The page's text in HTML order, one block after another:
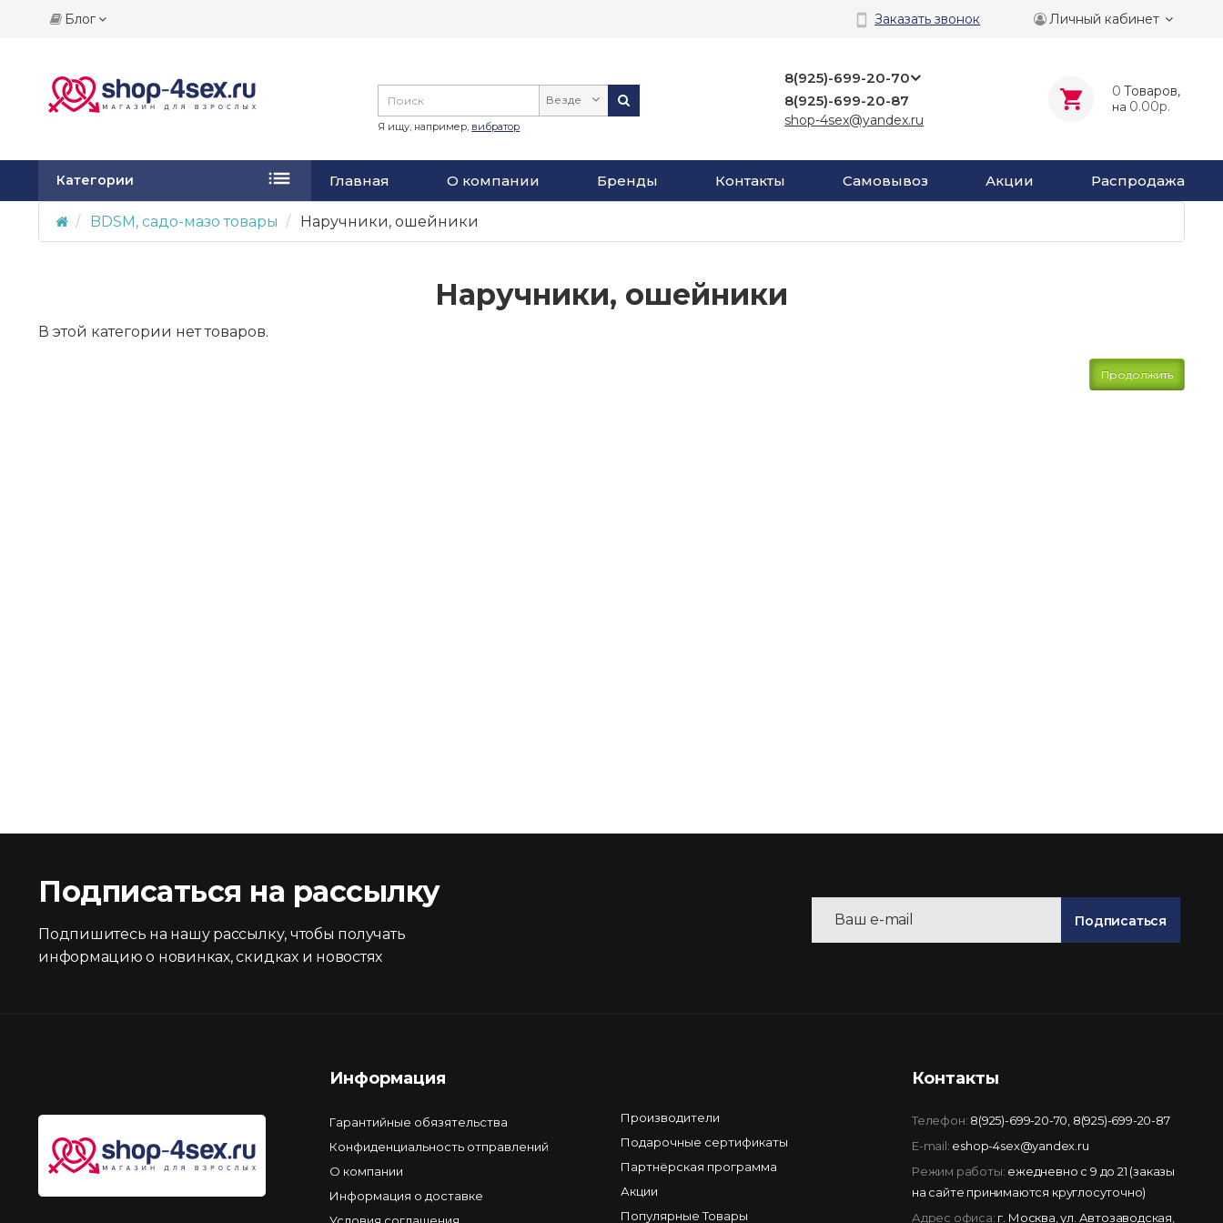
Блог Заказать звонок Личный кабинет
8(925)-699-20-70
8(925)-699-20-87
shop-4sex@yandex.ru
0 Tоваров,
на 0.00р.
Везде
Я ищу, например, вибратор
Главная О компании Бренды Контакты Самовывоз Акции Распродажа
Категории
BDSM, садо-мазо товары Наручники, ошейники
Наручники, ошейники
В этой категории нет товаров.
Продолжить
Подписаться на рассылку
Подпишитесь на нашу рассылку, чтобы получать
информацию о новинках, скидках и новостях
Подписаться
Информация
Гарантийные обязятельства
Конфиденциальность отправлений
О компании
Информация о доставке
Производители
Подарочные сертификаты
Партнёрская программа
Акции
Популярные Товары
Контакты
Телефон: 8(925)-699-20-70 8(925)-699-20-87
E-mail: eshop-4sex@yandex.ru
Режим работы: ежедневно с 9 до 21 (заказы
на сайте принимаются круглосуточно)
Адрес офиса: г. Москва, ул. Автозаводская,